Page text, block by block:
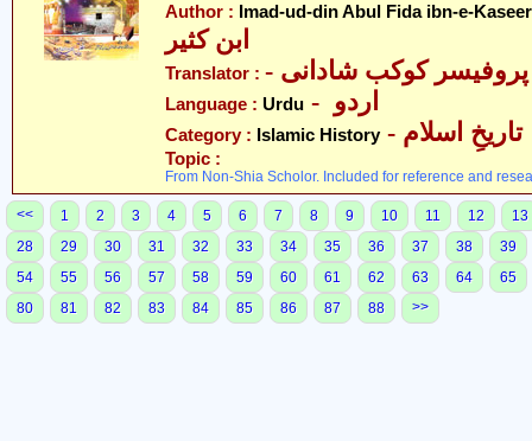
Author : Imad-ud-din Abul Fida ibn-e-Kaseer
ابن کثیر
Translator : - پروفیسر کوکب شادانی
Language : Urdu
Category : Islamic History - تاریخِ اسلام
Topic :
From Non-Shia Scholor. Included for reference and
<< 1 2 3 4 5 6 7 8 9 10 11 12
13
28
29 30 31 32 33 34 35 36 37 38
39
54
55 56 57 58 59 60 61 62 63 64
65
80
81 82 83 84 85 86 87 88 >>